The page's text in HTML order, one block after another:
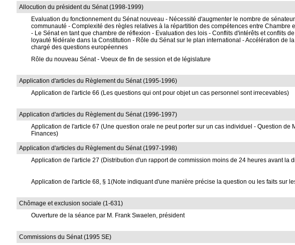
Allocution du président du Sénat (1998-1999)
Evaluation du fonctionnement du Sénat nouveau - Nécessité d'augmenter le nombre de
communauté - Complexité des règles relatives à la répartition des compétences entre Chambre
- Le Sénat en tant que chambre de réflexion - Evaluation des lois - Conflits d'intérêts et conflits
loyauté fédérale dans la Constitution - Rôle du Sénat sur le plan international - Accélération de
chargé des questions européennes
Rôle du nouveau Sénat - Voeux de fin de session et de législature
Application d'articles du Règlement du Sénat (1995-1996)
Application de l'article 66 (Les questions qui ont pour objet un cas personnel sont irrecevables)
Application d'articles du Règlement du Sénat (1996-1997)
Application de l'article 67 (Une question orale ne peut porter sur un cas individuel - Question de
Finances)
Application d'articles du Règlement du Sénat (1997-1998)
Application de l'article 27 (Distribution d'un rapport de commission moins de 24 heures avant la
Application de l'article 68, § 1(Note indiquant d'une manière précise la question ou les faits sur
Chômage et exclusion sociale (1-631)
Ouverture de la séance par M. Frank Swaelen, président
Commissions du Sénat (1995 SE)